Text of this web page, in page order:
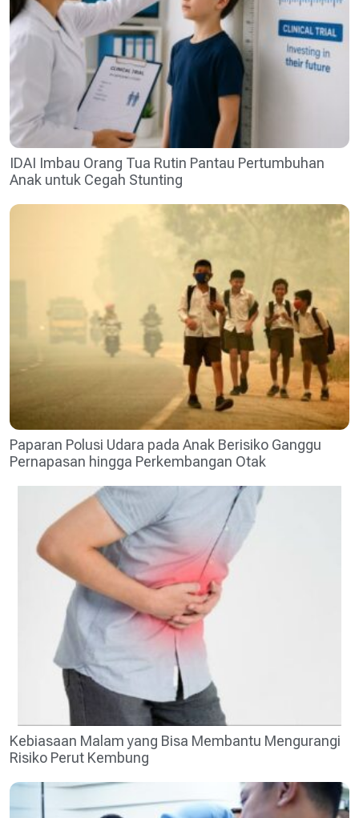
IDAI Imbau Orang Tua Rutin Pantau Pertumbuhan
Anak untuk Cegah Stunting
Paparan Polusi Udara pada Anak Berisiko Ganggu
Pernapasan hingga Perkembangan Otak
Kebiasaan Malam yang Bisa Membantu Mengurangi
Risiko Perut Kembung